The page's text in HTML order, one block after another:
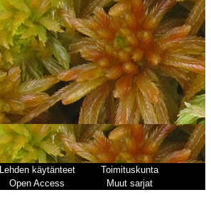
Lehden käytänteet
Toimituskunta
Open Access Muut sarjat